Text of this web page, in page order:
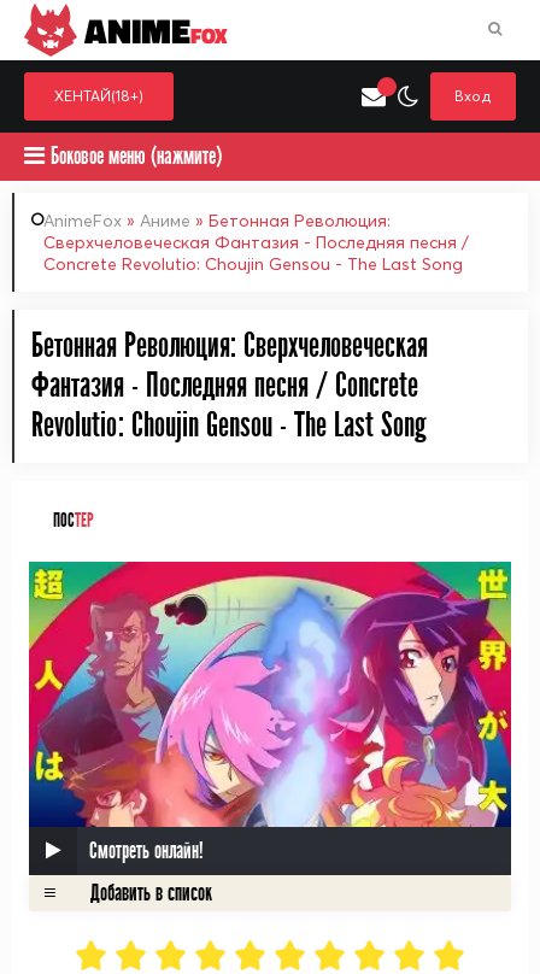
Искать только в
ANIMEFOX
ХЕНТАЙ(18+) Вход
Боковое меню (нажмите)
AnimeFox » Аниме » Бетонная Революция:
Сверхчеловеческая Фантазия - Последняя песня /
Concrete Revolutio: Choujin Gensou - The Last Song
Бетонная Революция: Сверхчеловеческая
Фантазия - Последняя песня / Concrete
Revolutio: Choujin Gensou - The Last Song
ПОСТЕР
Смотреть онлайн!